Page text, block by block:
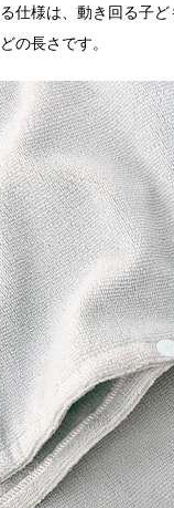
仕様は、動き回る子
の長さです。